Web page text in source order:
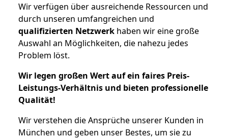
Wir verfügen über ausreichende Ressourcen und
durch unseren umfangreichen und
qualifizierten Netzwerk haben wir eine große
Auswahl an Möglichkeiten, die nahezu jedes
Problem löst.
Wir legen großen Wert auf ein faires Preis-
Leistungs-Verhältnis und bieten professionelle
Qualität!
Wir verstehen die Ansprüche unserer Kunden in
München und geben unser Bestes, um sie zu